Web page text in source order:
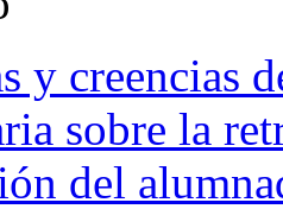
y creencias
sobre la
del